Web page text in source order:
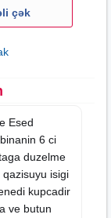
çək
Esed
binanin 6 ci
duzelme
isigi
kupcadir
ve butun